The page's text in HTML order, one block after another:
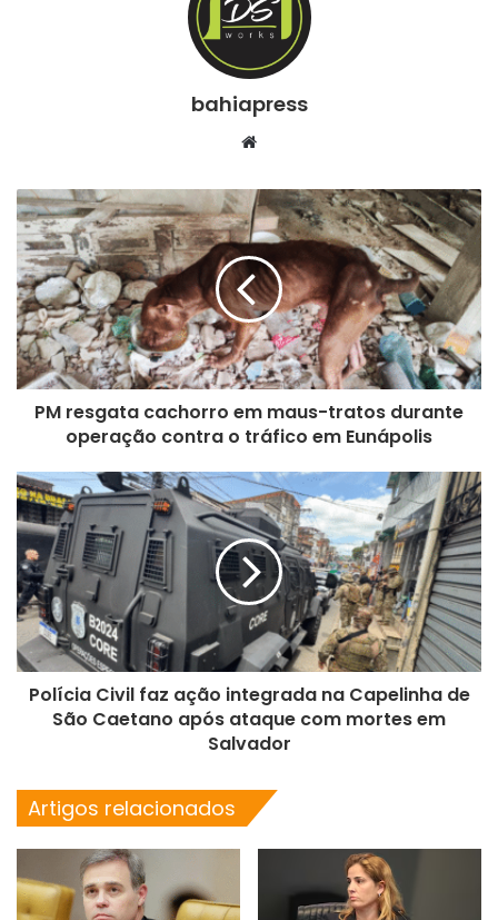
bahiapress
te
PM resgata cachorro em maus-tratos durante
operação contra o tráfico em Eunápolis
Polícia Civil faz ação integrada na Capelinha de
São Caetano após ataque com mortes em
Salvador
Artigos relacionados